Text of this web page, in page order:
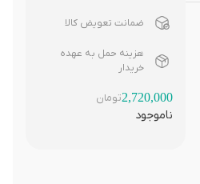
ضمانت تعویض کالا
هزینه حمل به عهده
خریدار
2,720,000تومان
ناموجود